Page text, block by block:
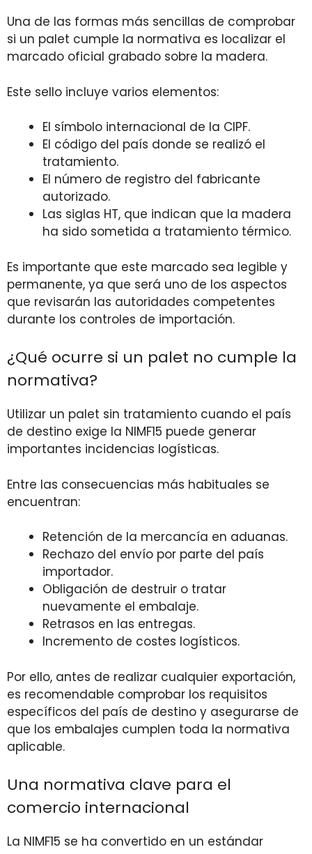
Una de las formas más sencillas de comprobar
si un palet cumple la normativa es localizar el
marcado oficial grabado sobre la madera.
Este sello incluye varios elementos:
El símbolo internacional de la CIPF.
El código del país donde se realizó el
tratamiento.
El número de registro del fabricante
autorizado.
Las siglas HT, que indican que la madera
ha sido sometida a tratamiento térmico.
Es importante que este marcado sea legible y
permanente, ya que será uno de los aspectos
que revisarán las autoridades competentes
durante los controles de importación.
¿Qué ocurre si un palet no cumple la
normativa?
Utilizar un palet sin tratamiento cuando el país
de destino exige la NIMF15 puede generar
importantes incidencias logísticas.
Entre las consecuencias más habituales se
encuentran:
Retención de la mercancía en aduanas.
Rechazo del envío por parte del país
importador.
Obligación de destruir o tratar
nuevamente el embalaje.
Retrasos en las entregas.
Incremento de costes logísticos.
Por ello, antes de realizar cualquier exportación,
es recomendable comprobar los requisitos
específicos del país de destino y asegurarse de
que los embalajes cumplen toda la normativa
aplicable.
Una normativa clave para el
comercio internacional
La NIMF15 se ha convertido en un estándar